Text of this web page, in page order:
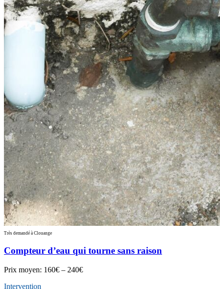
Très demandé à Clouange
Compteur d’eau qui tourne sans raison
Prix moyen: 160€ – 240€
Intervention